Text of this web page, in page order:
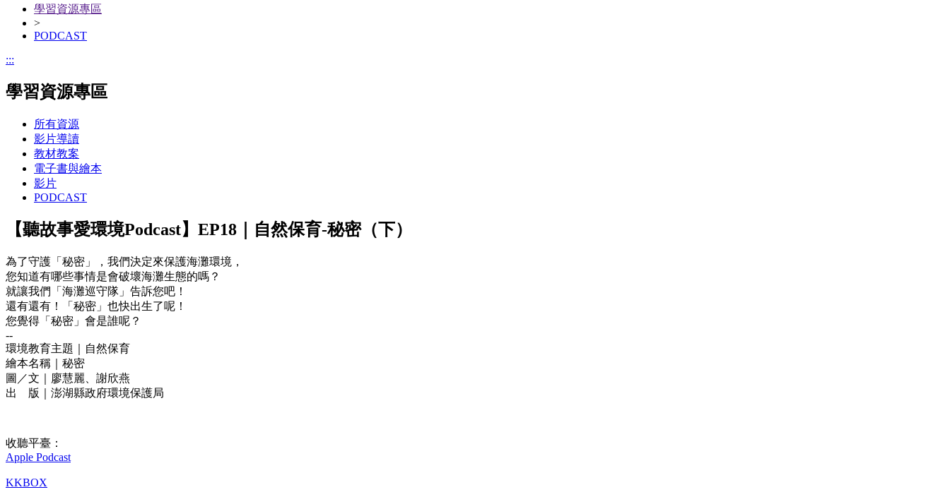
學習資源專區
>
PODCAST
:::
學習資源專區
所有資源
影片導讀
教材教案
電子書與繪本
影片
PODCAST
【聽故事愛環境Podcast】EP18｜自然保育-秘密（下）
為了守護「秘密」，我們決定來保護海灘環境，
您知道有哪些事情是會破壞海灘生態的嗎？
就讓我們「海灘巡守隊」告訴您吧！
還有還有！「秘密」也快出生了呢！
您覺得「秘密」會是誰呢？
--
環境教育主題｜自然保育
繪本名稱｜秘密
圖／文｜廖慧麗、謝欣燕
出 版｜澎湖縣政府環境保護局
收聽平臺：
Apple Podcast
KKBOX